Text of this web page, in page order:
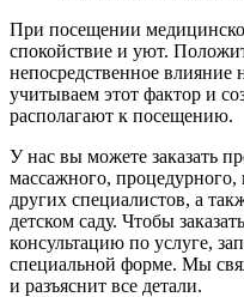
При посещении
спокойствие и уют.
непосредственное
учитываем этот фактор и
располагают к посещению.
У нас вы можете заказать
массажного,
других специалистов, а
детском саду. Чтобы
консультацию по услуге,
специальной форме. Мы
и разъяснит все детали.